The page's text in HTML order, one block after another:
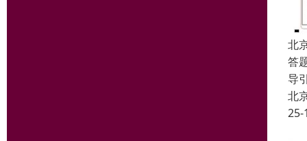
北
答
导
北
25-